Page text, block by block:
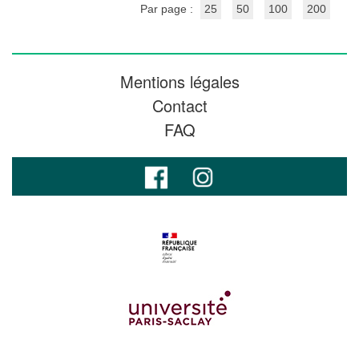
Par page :
25 50 100 200
Mentions légales
Contact
FAQ